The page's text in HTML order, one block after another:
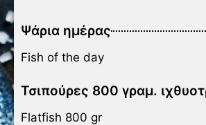
Ψάρια ημέρας
Fish of the day
Τσιπούρες 800 γραμ.
Flatfish 800 gr